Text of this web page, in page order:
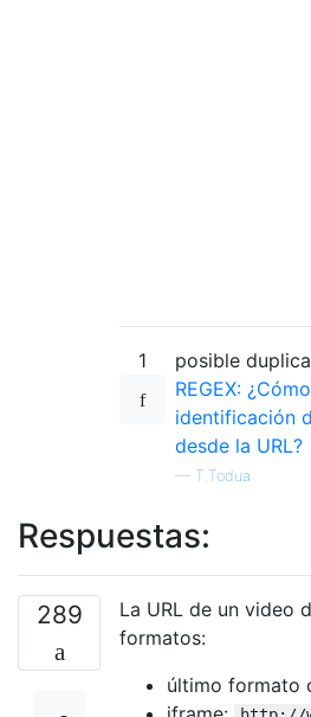
1 posible
REGEX:
identificación
desde la URL?
— T.Todua
Respuestas:
289
La URL de un video
formatos:
último formato